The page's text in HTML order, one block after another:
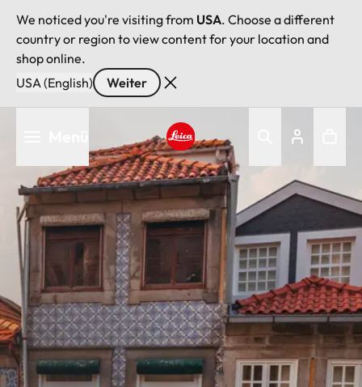
We noticed you're visiting from USA. Choose a different
country or region to view content for your location and
shop online.
USA (English)
Weiter
Leica logo - Home